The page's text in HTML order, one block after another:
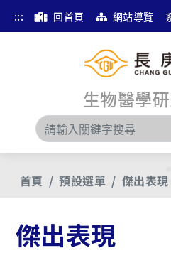
::: 回首頁 網站導覽
生物醫學
首頁 預設選單 傑出表現
傑出表現